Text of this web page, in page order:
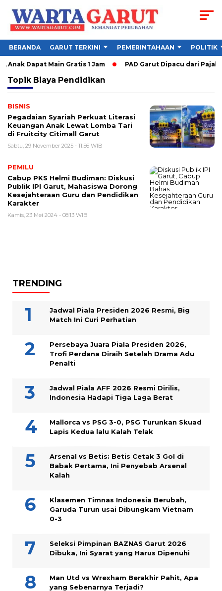
BERANDA GARUT TERKINI PEMERINTAHAAN POLITIK
Dapat Main Gratis 1 Jam PAD Garut Dipacu dari
Topik Biaya Pendidikan
BISNIS
Pegadaian Syariah Perkuat Literasi
Keuangan Anak Lewat Lomba Tari
di Fruitcity Citimall Garut
Sabtu, 29 November 2025 - 11:56 WIB
PEMILU
Cabup PKS Helmi Budiman: Diskusi
Publik IPI Garut, Mahasiswa Dorong
Kesejahteraan Guru dan Pendidikan
Karakter
Kamis, 23 Mei 2024 - 08:13 WIB
TRENDING
Jadwal Piala Presiden 2026 Resmi, Big
Match Ini Curi Perhatian
Persebaya Juara Piala Presiden 2026,
Trofi Perdana Diraih Setelah Drama Adu
Penalti
Jadwal Piala AFF 2026 Resmi Dirilis,
Indonesia Hadapi Tiga Laga Berat
Mallorca vs PSG 3-0, PSG Turunkan Skuad
Lapis Kedua lalu Kalah Telak
Arsenal vs Betis: Betis Cetak 3 Gol di
Babak Pertama, Ini Penyebab Arsenal
Kalah
Klasemen Timnas Indonesia Berubah,
Garuda Turun usai Dibungkam Vietnam
0-3
Seleksi Pimpinan BAZNAS Garut 2026
Dibuka, Ini Syarat yang Harus Dipenuhi
Man Utd vs Wrexham Berakhir Pahit, Apa
yang Sebenarnya Terjadi?